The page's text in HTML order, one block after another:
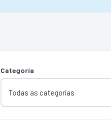
Categoría